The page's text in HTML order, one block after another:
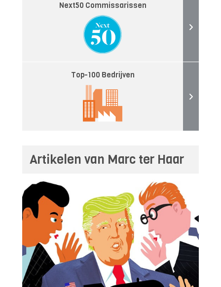
Next50 Commissarissen
Top-100 Bedrijven
Artikelen van Marc ter Haar